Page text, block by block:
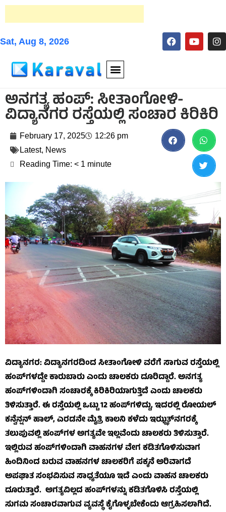
Sat, Aug 8, 2026
ಅನಗತ್ಯ ಹಂಪ್: ಸೀತಾಂಗೋಳಿ-
ವಿದ್ಯಾನಗರ ರಸ್ತೆಯಲ್ಲಿ ಸಂಚಾರ ಕಿರಿಕಿರಿ
February 17, 2025
12:26 pm
Latest, News
Reading Time: < 1 minute
ವಿದ್ಯಾನಗರ: ವಿದ್ಯಾನಗರದಿಂದ ಸೀತಾಂಗೋಳಿ ವರೆಗೆ ಸಾಗುವ ರಸ್ತೆಯಲ್ಲಿ
ಹಂಪ್‌ಗಳದ್ದೇ ಕಾರುಬಾರು ಎಂದು ಚಾಲಕರು ದೂರಿದ್ದಾರೆ. ಅನಗತ್ಯ
ಹಂಪ್‌ಗಳಿಂದಾಗಿ ಸಂಚಾರಕ್ಕೆ ಕಿರಿಕಿರಿಯಾಗುತ್ತಿದೆ ಎಂದು ಚಾಲಕರು
ತಿಳಿಸುತ್ತಾರೆ. ಈ ರಸ್ತೆಯಲ್ಲಿ ಒಟ್ಟು 12 ಹಂಪ್‌ಗಳಿದ್ದು, ಇದರಲ್ಲಿ ರೋಯಲ್
ಕನ್ವೆನ್ಷನ್ ಹಾಲ್, ಎರಡನೇ ಮೈತ್ರಿ ಕಾಲನಿ ಕಳೆದು ಇಝ್ಝತ್‌ನಗರಕ್ಕೆ
ತಲುಪುವಲ್ಲಿ ಹಂಪ್‌ಗಳ ಅಗತ್ಯವೇ ಇಲ್ಲವೆಂದು ಚಾಲಕರು ತಿಳಿಸುತ್ತಾರೆ.
ಇಲ್ಲಿರುವ ಹಂಪ್‌ಗಳಿಂದಾಗಿ ವಾಹನಗಳ ವೇಗ ಕಡಿತಗೊಳಿಸುವಾಗ
ಹಿಂದಿನಿಂದ ಬರುವ ವಾಹನಗಳ ಚಾಲಕರಿಗೆ ಪಕ್ಕನೆ ಅರಿವಾಗದೆ
ಅಪಘಾತ ಸಂಭವಿಸುವ ಸಾಧ್ಯತೆಯೂ ಇದೆ ಎಂದು ವಾಹನ ಚಾಲಕರು
ದೂರುತ್ತಾರೆ. ಅಗತ್ಯವಿಲ್ಲದ ಹಂಪ್‌ಗಳನ್ನು ಕಡಿತಗೊಳಿಸಿ ರಸ್ತೆಯಲ್ಲಿ
ಸುಗಮ ಸಂಚಾರವಾಗುವ ವ್ಯವಸ್ಥೆ ಕೈಗೊಳ್ಳಬೇಕೆಂದು ಆಗ್ರಹಿಸಲಾಗಿದೆ.